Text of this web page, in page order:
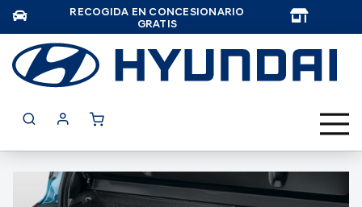
RECOGIDA EN CONCESIONARIO
GRATIS